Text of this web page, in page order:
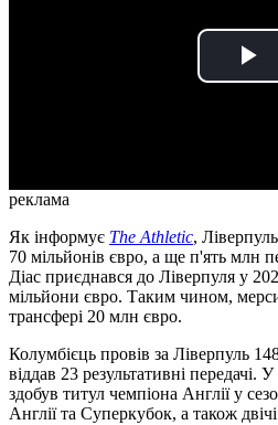
реклама
Як інформує The Athletic,
70 мільйонів євро, а ще п'ять млн
Діас приєднався до Ліверпуля у
мільйони євро. Таким чином,
трансфері 20 млн євро.
Колумбієць провів за Ліверпуль
віддав 23 результативні передачі.
здобув титул чемпіона Англії у
Англії та Суперкубок, а також